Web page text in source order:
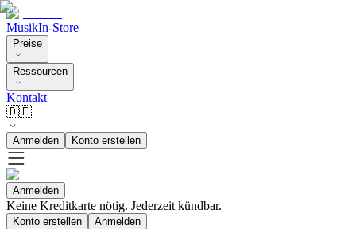
MusikIn-Store
Preise
Ressourcen
Kontakt
🇩🇪
Anmelden Konto erstellen
Anmelden
Keine Kreditkarte nötig. Jederzeit kündbar.
Konto erstellen Anmelden